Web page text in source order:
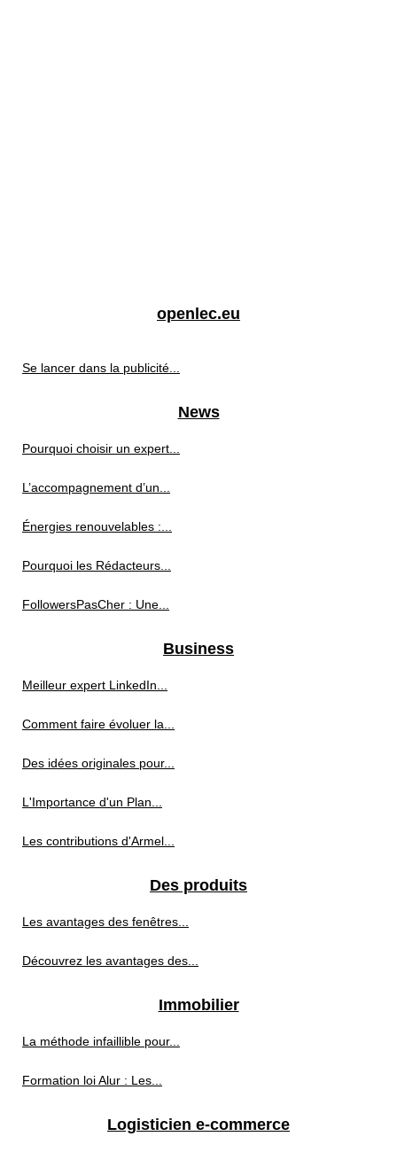
openlec.eu
Se lancer dans la publicité...
News
Pourquoi choisir un expert...
L’accompagnement d’un...
Énergies renouvelables :...
Pourquoi les Rédacteurs...
FollowersPasCher : Une...
Business
Meilleur expert LinkedIn...
Comment faire évoluer la...
Des idées originales pour...
L'Importance d'un Plan...
Les contributions d'Armel...
Des produits
Les avantages des fenêtres...
Découvrez les avantages des...
Immobilier
La méthode infaillible pour...
Formation loi Alur : Les...
Logisticien e-commerce